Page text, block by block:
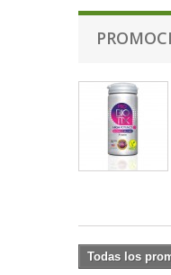
Todas los